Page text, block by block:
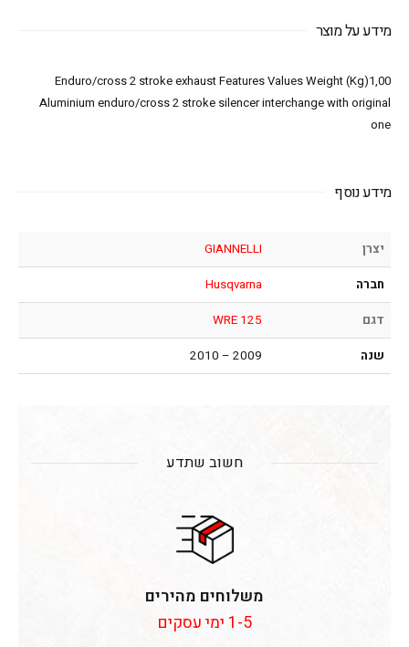
מידע על מוצר
Enduro/cross 2 stroke exhaust Features Values Weight (Kg)1,00
Aluminium enduro/cross 2 stroke silencer interchange with original
one
מידע נוסף
יצרן
GIANNELLI
חברה
Husqvarna
דגם
WRE 125
שנה
2009 – 2010
חשוב שתדע
משלוחים מהירים
1-5 ימי עסקים